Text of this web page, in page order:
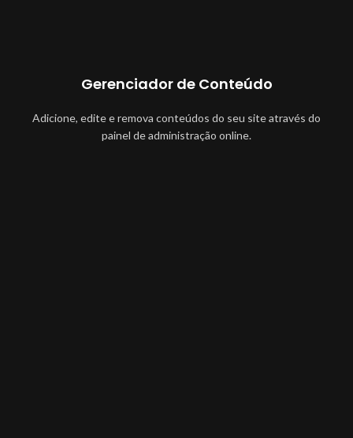
Gerenciador de Conteúdo
Adicione, edite e remova conteúdos do seu site através do
painel de administração online.